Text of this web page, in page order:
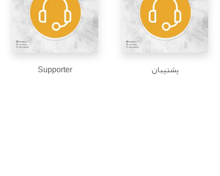
پشتیبان
Supporter